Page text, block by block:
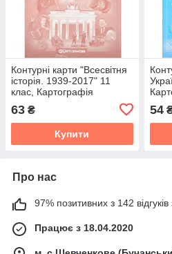
Контурні карти "Всесвітня
історія. 1939-2017" 11
клас, Картографія
63 ₴
Купити
54
Про нас
97% позитивних з 142 відгуків
Працює з 18.04.2020